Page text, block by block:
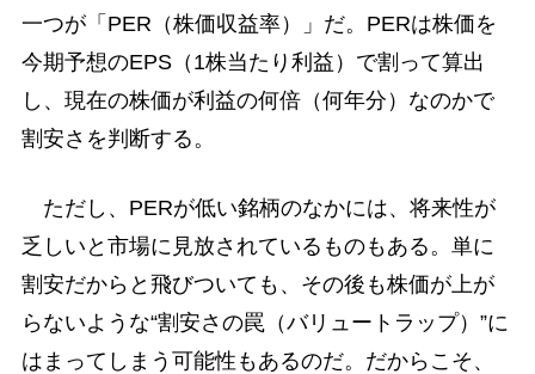
一つが「PER（株価収益率）」だ。PERは株価を
今期予想のEPS（1株当たり利益）で割って算出
し、現在の株価が利益の何倍（何年分）なのかで
割安さを判断する。
ただし、PERが低い銘柄のなかには、将来性が
乏しいと市場に見放されているものもある。単に
割安だからと飛びついても、その後も株価が上が
らないような“割安さの罠（バリュートラップ）”に
はまってしまう可能性もあるのだ。だからこそ、